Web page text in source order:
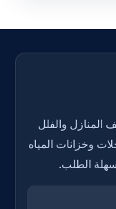
المنازل والفلل
وخزانات المياه
الطلب.